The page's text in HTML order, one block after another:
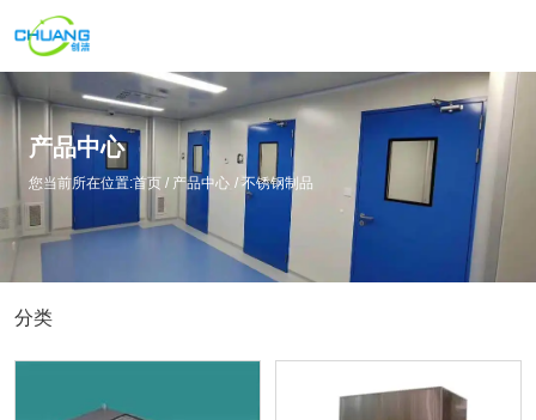
产品中心
您当前所在位置:首页 / 产品中心 / 不锈钢制品
分类